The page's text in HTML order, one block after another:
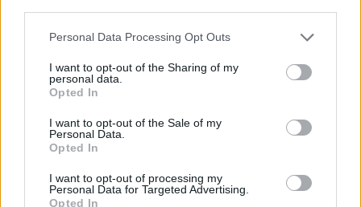
Personal Data Processing Opt Outs
I want to opt-out of the Sharing of my
personal data.
Opted In
I want to opt-out of the Sale of my
Personal Data.
Opted In
I want to opt-out of processing my
Personal Data for Targeted Advertising.
Opted In